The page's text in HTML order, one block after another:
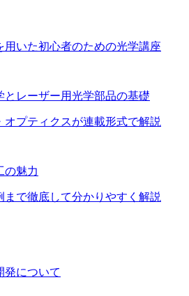
用いた初心者のための光学講座
とレーザー用光学部品の基礎
オプティクスが連載形式で解説
の魅力
まで徹底して分かりやすく解説
発について